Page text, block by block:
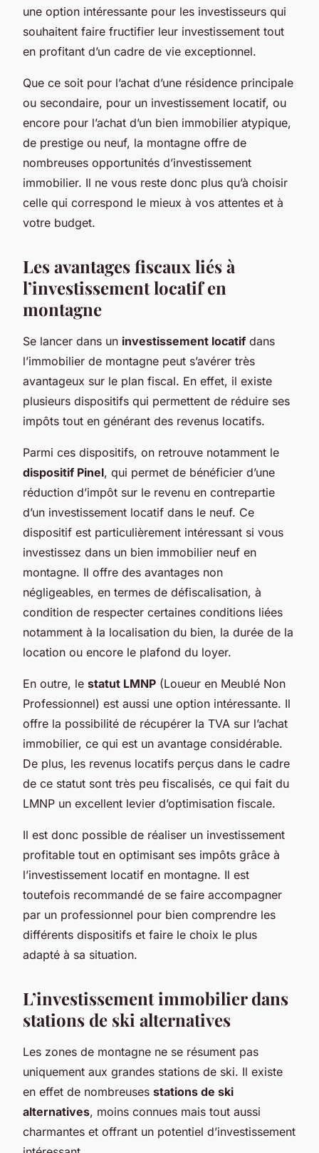
une option intéressante pour les investisseurs qui
souhaitent faire fructifier leur investissement tout
en profitant d’un cadre de vie exceptionnel.
Que ce soit pour l’achat d’une résidence principale
ou secondaire, pour un investissement locatif, ou
encore pour l’achat d’un bien immobilier atypique,
de prestige ou neuf, la montagne offre de
nombreuses opportunités d’investissement
immobilier. Il ne vous reste donc plus qu’à choisir
celle qui correspond le mieux à vos attentes et à
votre budget.
Les avantages fiscaux liés à
l’investissement locatif en
montagne
Se lancer dans un investissement locatifdans
l’immobilier de montagne peut s’avérer très
avantageux sur le plan fiscal. En effet, il existe
plusieurs dispositifs qui permettent de réduire ses
impôts tout en générant des revenus locatifs.
Parmi ces dispositifs, on retrouve notamment le
dispositif Pinel, qui permet de bénéficier d’une
réduction d’impôt sur le revenu en contrepartie
d’un investissement locatif dans le neuf. Ce
dispositif est particulièrement intéressant si vous
investissez dans un bien immobilier neuf en
montagne. Il offre des avantages non
négligeables, en termes de défiscalisation, à
condition de respecter certaines conditions liées
notamment à la localisation du bien, la durée de la
location ou encore le plafond du loyer.
En outre, le statut LMNP (Loueur en Meublé Non
Professionnel) est aussi une option intéressante. Il
offre la possibilité de récupérer la TVA sur l’achat
immobilier, ce qui est un avantage considérable.
De plus, les revenus locatifs perçus dans le cadre
de ce statut sont très peu fiscalisés, ce qui fait du
LMNP un excellent levier d’optimisation fiscale.
Il est donc possible de réaliser un investissement
profitable tout en optimisant ses impôts grâce à
l’investissement locatif en montagne. Il est
toutefois recommandé de se faire accompagner
par un professionnel pour bien comprendre les
différents dispositifs et faire le choix le plus
adapté à sa situation.
L’investissement immobilier dans
stations de ski alternatives
Les zones de montagne ne se résument pas
uniquement aux grandes stations de ski. Il existe
en effet de nombreuses stations de ski
alternatives, moins connues mais tout aussi
charmantes et offrant un potentiel d’investissement